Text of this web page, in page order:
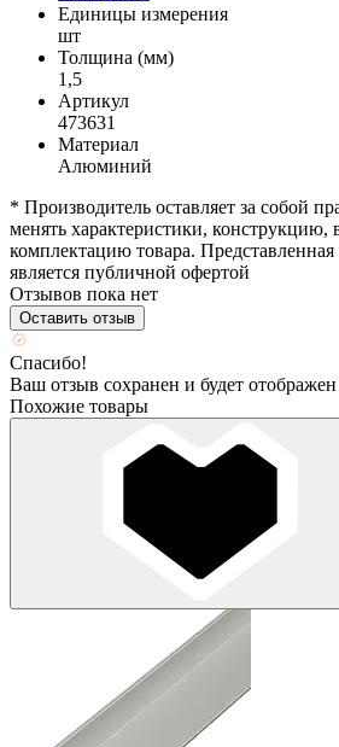
Единицы измерения
шт
Толщина (мм)
1,5
Артикул
473631
Материал
Алюминий
* Производитель оставляет за собой
менять характеристики,
комплектацию товара.
является публичной офертой
Отзывов пока нет
Оставить отзыв
Спасибо!
Ваш отзыв сохранен и будет
Похожие товары